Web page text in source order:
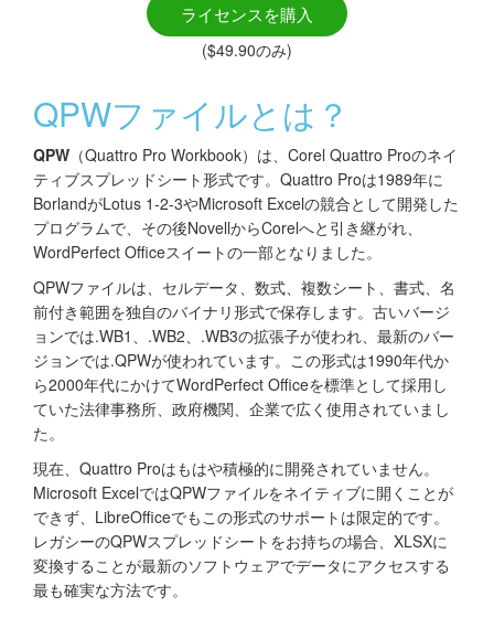
ライセンスを購入
($49.90のみ)
QPWファイルとは？
QPW （Quattro Pro Workbook）は、Corel Quattro Proのネイ
ティブスプレッドシート形式です。Quattro Proは1989年に
BorlandがLotus 1-2-3やMicrosoft Excelの競合として開発した
プログラムで、その後NovellからCorelへと引き継がれ、
WordPerfect Officeスイートの一部となりました。
QPWファイルは、セルデータ、数式、複数シート、書式、名
前付き範囲を独自のバイナリ形式で保存します。古いバージ
ョンでは.WB1、.WB2、.WB3の拡張子が使われ、最新のバー
ジョンでは.QPWが使われています。この形式は1990年代か
ら2000年代にかけてWordPerfect Officeを標準として採用し
ていた法律事務所、政府機関、企業で広く使用されていまし
た。
現在、Quattro Proはもはや積極的に開発されていません。
Microsoft ExcelではQPWファイルをネイティブに開くことが
できず、LibreOfficeでもこの形式のサポートは限定的です。
レガシーのQPWスプレッドシートをお持ちの場合、XLSXに
変換することが最新のソフトウェアでデータにアクセスする
最も確実な方法です。